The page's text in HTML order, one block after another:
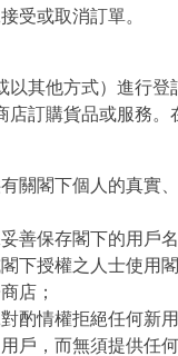
受或取消訂單。
以其他方式）進行登
店訂購貨品或服務。
關閣下個人的真實
善保存閣下的用戶
下授權之人士使用
店；
酌情權拒絕任何新
戶，而無須提供任何